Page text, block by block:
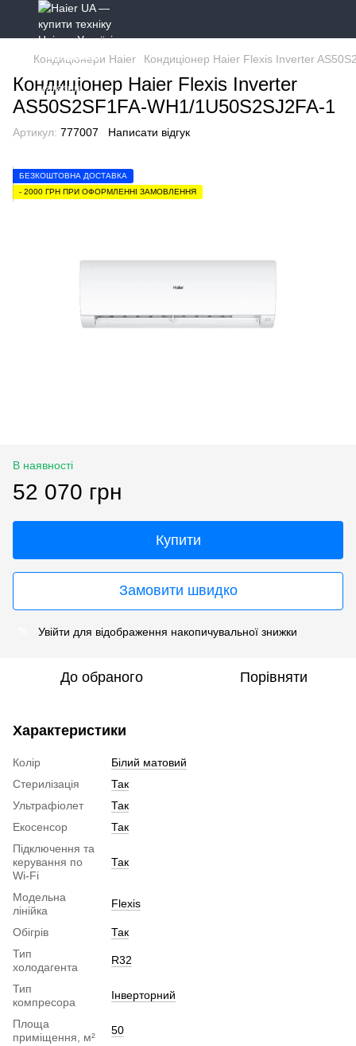
Кондиціонери Haier Кондиціонер Haier Flexis Inverter
Кондиціонер Haier Flexis Inverter
AS50S2SF1FA-WH1/1U50S2SJ2FA-1
Артикул: 777007 Написати відгук
БЕЗКОШТОВНА ДОСТАВКА
- 2000 ГРН ПРИ ОФОРМЛЕННІ ЗАМОВЛЕННЯ
В наявності
52 070 грн
Купити
Замовити швидко
Увійти для відображення накопичувальної знижки
До обраного Порівняти
Характеристики
Колір
Білий матовий
Стерилізація
Так
Ультрафіолет
Так
Екосенсор
Так
Підключення та
керування по
Wi-Fi
Так
Модельна
лінійка
Flexis
Обігрів
Так
Тип
холодагента
R32
Тип
компресора
Інверторний
Площа
приміщення, м²
50